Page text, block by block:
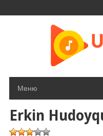
Меню
Erkin